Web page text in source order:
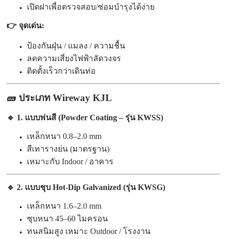
เปิดฝาเพื่อตรวจสอบ/ซ่อมบำรุงได้ง่าย
👉 จุดเด่น:
ป้องกันฝุ่น / แมลง / ความชื้น
ลดความเสี่ยงไฟฟ้าลัดวงจร
ติดตั้งเร็วกว่าเดินท่อ
🧱 ประเภท Wireway KJL
🔹 1. แบบพ่นสี (Powder Coating – รุ่น KWSS)
เหล็กหนา 0.8–2.0 mm
สีเทารางย่น (มาตรฐาน)
เหมาะกับ Indoor / อาคาร
🔹 2. แบบชุบ Hot-Dip Galvanized (รุ่น KWSG)
เหล็กหนา 1.6–2.0 mm
ชุบหนา 45–60 ไมครอน
ทนสนิมสูง เหมาะ Outdoor / โรงงาน